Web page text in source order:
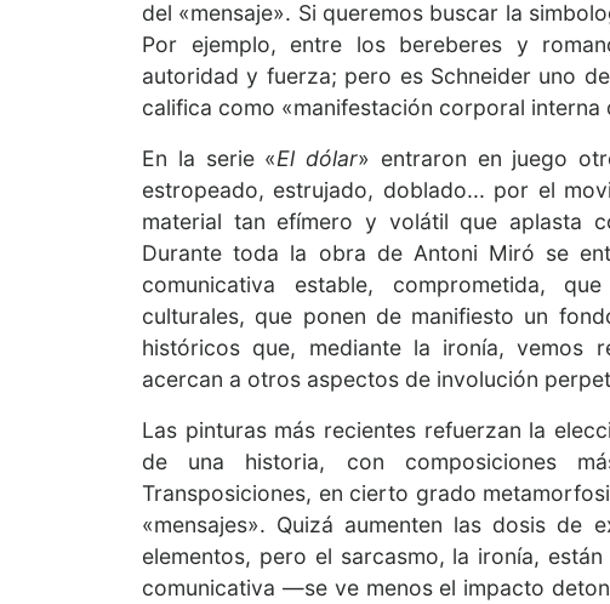
del «mensaje». Si queremos buscar la
Por ejemplo, entre los bereberes y
autoridad y fuerza; pero es Schneider uno
califica como «manifestación corporal interna
En la serie «El dólar» entraron en juego
estropeado, estrujado, doblado... por el
material tan efímero y volátil que aplasta
Durante toda la obra de Antoni Miró se
comunicativa estable, comprometida,
culturales, que ponen de manifiesto un
históricos que, mediante la ironía, vemos
acercan a otros aspectos de involución
Las pinturas más recientes refuerzan la
de una historia, con composiciones
Transposiciones, en cierto grado
«mensajes». Quizá aumenten las dosis de
elementos, pero el sarcasmo, la ironía,
comunicativa —se ve menos el impacto